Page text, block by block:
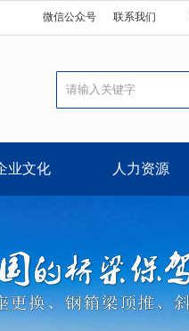
微信公众号 联系我们
业文化 人力资源